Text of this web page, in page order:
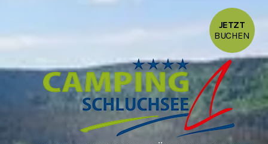
JETZT
BUCHEN